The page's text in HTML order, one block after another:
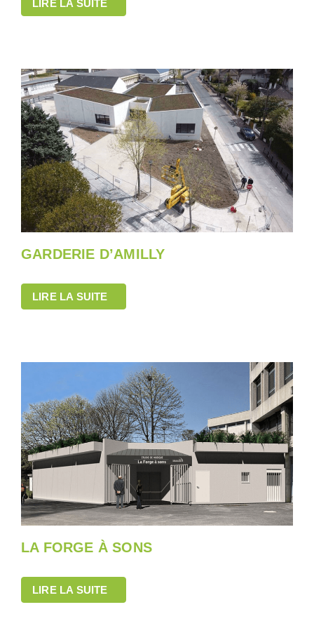
LIRE LA SUITE
GARDERIE D’AMILLY
LIRE LA SUITE
LA FORGE À SONS
LIRE LA SUITE